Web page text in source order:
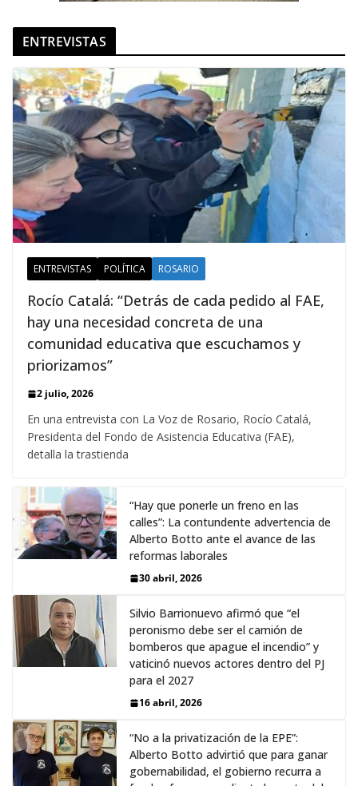
ENTREVISTAS
ENTREVISTAS POLÍTICA ROSARIO
Rocío Catalá: “Detrás de cada pedido al FAE,
hay una necesidad concreta de una
comunidad educativa que escuchamos y
priorizamos”
2 julio, 2026
En una entrevista con La Voz de Rosario, Rocío Catalá,
Presidenta del Fondo de Asistencia Educativa (FAE),
detalla la trastienda
“Hay que ponerle un freno en las
calles”: La contundente advertencia de
Alberto Botto ante el avance de las
reformas laborales
30 abril, 2026
Silvio Barrionuevo afirmó que “el
peronismo debe ser el camión de
bomberos que apague el incendio” y
vaticinó nuevos actores dentro del PJ
para el 2027
16 abril, 2026
“No a la privatización de la EPE”:
Alberto Botto advirtió que para ganar
gobernabilidad, el gobierno recurra a